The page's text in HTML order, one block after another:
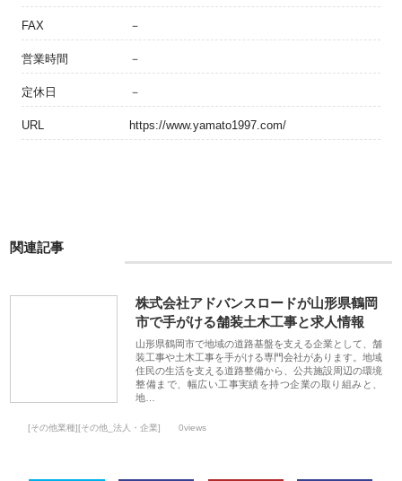
FAX －
営業時間 －
定休日 －
URL https://www.yamato1997.com/
関連記事
株式会社アドバンスロードが山形県鶴岡
市で手がける舗装土木工事と求人情報
山形県鶴岡市で地域の道路基盤を支える企業として、舗
装工事や土木工事を手がける専門会社があります。地域
住民の生活を支える道路整備から、公共施設周辺の環境
整備まで、幅広い工事実績を持つ企業の取り組みと、
地…
[その他業種][その他_法人・企業] 0views